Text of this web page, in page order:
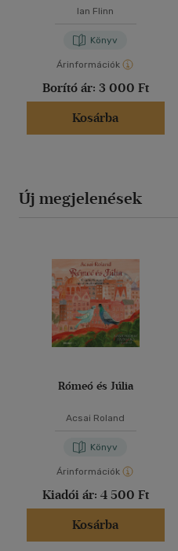
Ian Flinn
Könyv
Árinformációk
Borító ár: 3 000 Ft
Kosárba
Új megjelenések
Rómeó és Júlia
Acsai Roland
Könyv
Árinformációk
Kiadói ár: 4 500 Ft
Kosárba